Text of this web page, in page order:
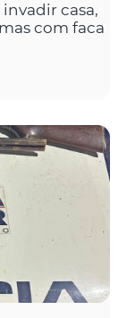
casa,
com faca